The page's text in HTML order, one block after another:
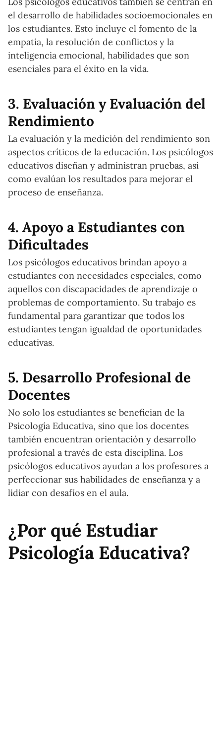
el desarrollo de habilidades socioemocionales en
los estudiantes. Esto incluye el fomento de la
empatía, la resolución de conflictos y la
inteligencia emocional, habilidades que son
esenciales para el éxito en la vida.
3. Evaluación y Evaluación del
Rendimiento
La evaluación y la medición del rendimiento son
aspectos críticos de la educación. Los psicólogos
educativos diseñan y administran pruebas, así
como evalúan los resultados para mejorar el
proceso de enseñanza.
4. Apoyo a Estudiantes con
Dificultades
Los psicólogos educativos brindan apoyo a
estudiantes con necesidades especiales, como
aquellos con discapacidades de aprendizaje o
problemas de comportamiento. Su trabajo es
fundamental para garantizar que todos los
estudiantes tengan igualdad de oportunidades
educativas.
5. Desarrollo Profesional de
Docentes
No solo los estudiantes se benefician de la
Psicología Educativa, sino que los docentes
también encuentran orientación y desarrollo
profesional a través de esta disciplina. Los
psicólogos educativos ayudan a los profesores a
perfeccionar sus habilidades de enseñanza y a
lidiar con desafíos en el aula.
¿Por qué Estudiar
Psicología Educativa?